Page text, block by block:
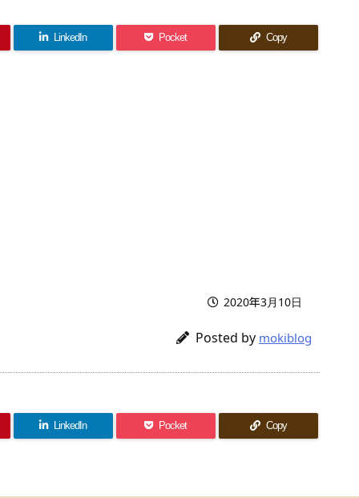
LinkedIn Pocket Copy
2020年3月10日
Posted by mokiblog
LinkedIn Pocket Copy